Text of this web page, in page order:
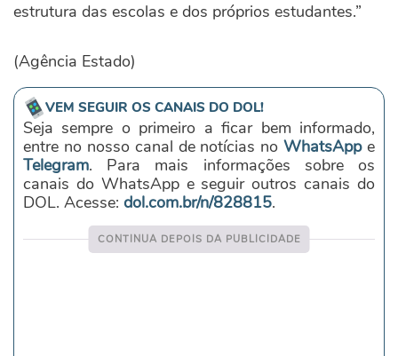
estrutura das escolas e dos próprios estudantes.”
(Agência Estado)
VEM SEGUIR OS CANAIS DO DOL!
Seja sempre o primeiro a ficar bem informado,
entre no nosso canal de notícias noWhatsAppe
Telegram. Para mais informações sobre os
canais do WhatsApp e seguir outros canais do
DOL. Acesse: dol.com.br/n/828815.